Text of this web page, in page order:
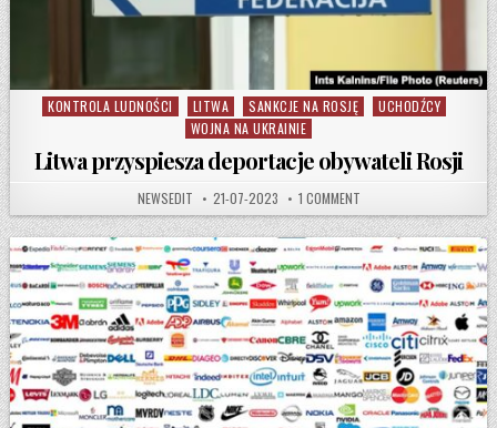
Posted in
KONTROLA LUDNOŚCI LITWA SANKCJE NA ROSJĘ
UCHODŹCY
WOJNA NA UKRAINIE
Litwa przyspiesza deportacje obywateli Rosji
AUTHOR:
NEWSEDIT PUBLISHED DATE:
21-07-2023 1 COMMENTON LITWA PRZYSPIESZA